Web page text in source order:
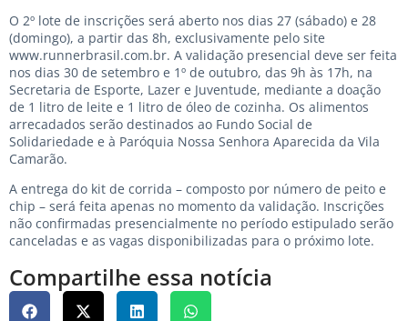
O 2º lote de inscrições será aberto nos dias 27 (sábado) e 28
(domingo), a partir das 8h, exclusivamente pelo site
www.runnerbrasil.com.br. A validação presencial deve ser feita
nos dias 30 de setembro e 1º de outubro, das 9h às 17h, na
Secretaria de Esporte, Lazer e Juventude, mediante a doação
de 1 litro de leite e 1 litro de óleo de cozinha. Os alimentos
arrecadados serão destinados ao Fundo Social de
Solidariedade e à Paróquia Nossa Senhora Aparecida da Vila
Camarão.
A entrega do kit de corrida – composto por número de peito e
chip – será feita apenas no momento da validação. Inscrições
não confirmadas presencialmente no período estipulado serão
canceladas e as vagas disponibilizadas para o próximo lote.
Compartilhe essa notícia